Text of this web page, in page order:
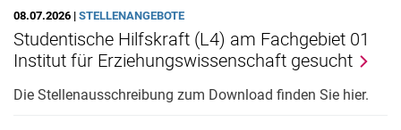
08.07.2026 | STELLENANGEBOTE
Studentische Hilfskraft (L4) am Fachgebiet 01
Institut für Erziehungswissenschaft gesucht
Die Stellenausschreibung zum Download finden Sie hier.